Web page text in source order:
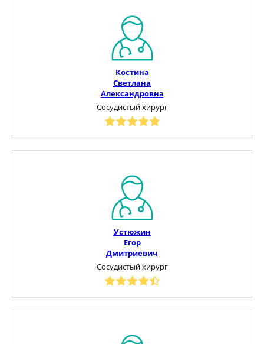
Костина
Светлана
Александровна
Сосудистый хирург
Устюжин
Егор
Дмитриевич
Сосудистый хирург